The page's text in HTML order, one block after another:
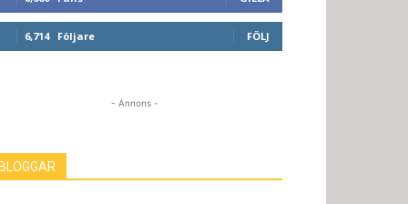
6,714 Följare FÖLJ
- Annons -
BLOGGAR